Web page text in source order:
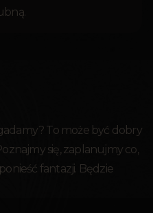
To może być dobry
się, zaplanujmy co,
fantazji. Będzie